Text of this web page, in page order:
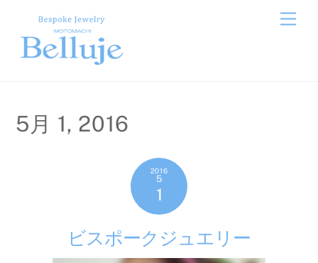
content
5月 1, 2016
2016
5
1
ビスポークジュエリー